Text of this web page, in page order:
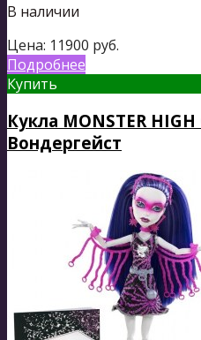
В наличии
Цена: 11900 руб.
Подробнее
Купить
Кукла MONSTER
Вондергейст